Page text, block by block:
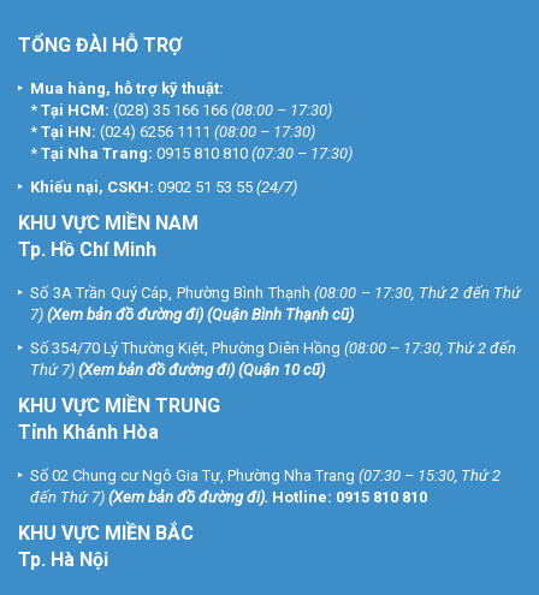
TỔNG ĐÀI HỖ TRỢ
Mua hàng, hỗ trợ kỹ thuật:
* Tại HCM: (028) 35 166 166 (08:00 – 17:30)
* Tại HN: (024) 6256 1111 (08:00 – 17:30)
* Tại Nha Trang: 0915 810 810 (07:30 – 17:30)
Khiếu nại, CSKH: 0902 51 53 55 (24/7)
KHU VỰC MIỀN NAM
Tp. Hồ Chí Minh
Số 3A Trần Quý Cáp, Phường Bình Thạnh (08:00 – 17:30, Thứ 2 đến Thứ
7) (Xem bản đồ đường đi) (Quận Bình Thạnh cũ)
Số 354/70 Lý Thường Kiệt, Phường Diên Hồng (08:00 – 17:30, Thứ 2 đến
Thứ 7) (Xem bản đồ đường đi) (Quận 10 cũ)
KHU VỰC MIỀN TRUNG
Tỉnh Khánh Hòa
Số 02 Chung cư Ngô Gia Tự, Phường Nha Trang (07:30 – 15:30, Thứ 2
đến Thứ 7) (Xem bản đồ đường đi). Hotline: 0915 810 810
KHU VỰC MIỀN BẮC
Tp. Hà Nội